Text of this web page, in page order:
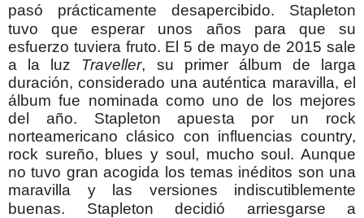
pasó prácticamente desapercibido. Stapleton
tuvo que esperar unos años para que su
esfuerzo tuviera fruto. El 5 de mayo de 2015 sale
a la luz Traveller, su primer álbum de larga
duración, considerado una auténtica maravilla, el
álbum fue nominada como uno de los mejores
del año. Stapleton apuesta por un rock
norteamericano clásico con influencias country,
rock sureño, blues y soul, mucho soul. Aunque
no tuvo gran acogida los temas inéditos son una
maravilla y las versiones indiscutiblemente
buenas. Stapleton decidió arriesgarse a